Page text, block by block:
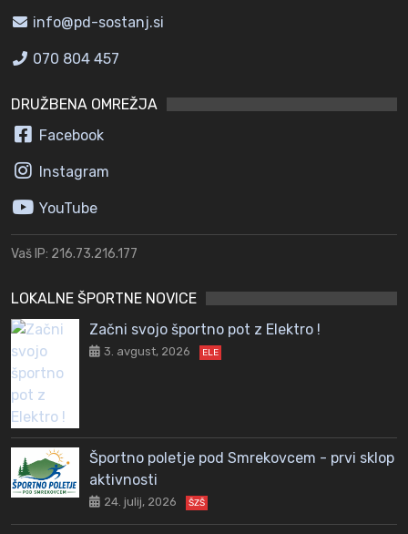
info@pd-sostanj.si
070 804 457
DRUŽBENA OMREŽJA
Facebook
Instagram
YouTube
Vaš IP: 216.73.216.177
LOKALNE ŠPORTNE NOVICE
Začni svojo športno pot z Elektro !
3. avgust, 2026 ELE
Športno poletje pod Smrekovcem - prvi sklop
aktivnosti
24. julij, 2026 ŠZŠ